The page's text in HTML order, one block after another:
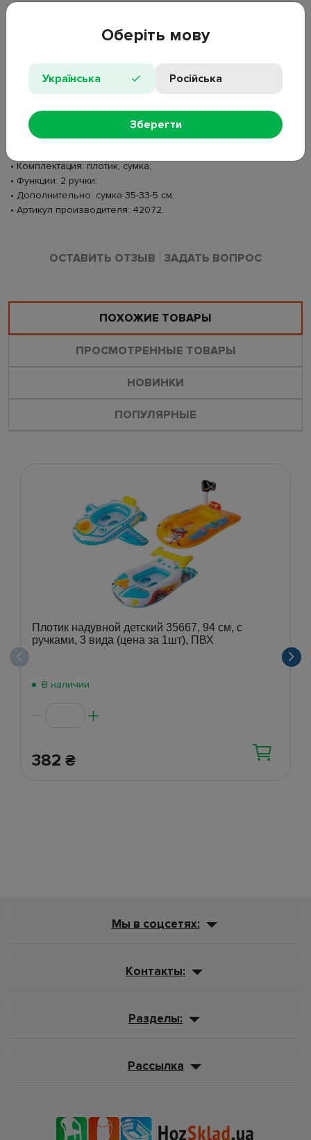
надувание. Поверхность имеет декоративное оформление с
кг. Плотик может использоваться для отдыха на воде или
бренда Bestway подходит для использования в разных
условиях на воде.
• Материал: ПВХ;
• Размер: 183×71 см;
• Комплектация: плотик, сумка;
• Функции: 2 ручки;
• Дополнительно: сумка 35-33-5 см;
• Артикул производителя: 42072.
ОСТАВИТЬ ОТЗЫВ ЗАДАТЬ ВОПРОС
ПОХОЖИЕ ТОВАРЫ
ПРОСМОТРЕННЫЕ ТОВАРЫ
НОВИНКИ
ПОПУЛЯРНЫЕ
Плотик надувной детский 35667, 94 см, с
ручками, 3 вида (цена за 1шт), ПВХ
В наличии
382 ₴
Оберіть мову
Українська Російська
Зберегти
Мы в соцсетях:
Контакты:
Разделы:
Рассылка